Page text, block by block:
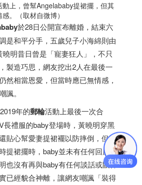
上，曾幫Angelababy提裙擺，但其
。（取材自微博）
於28日公開宣布離婚，結束六
是和平分手，五歲兒子小海綿則由
明昔日曾是「寵妻狂人」，不只
製造巧思，網友挖出2人在最後一
然相當恩愛，但當時應已無情感，
諷。
年的郵輪活動上最後一次合
長禮服的baby登場時，黃曉明穿黑
貼心幫愛妻提裙襬以防摔倒，但值
提裙擺時，baby並未有任何回應，
也沒有再與baby有任何談話或眼神
已經貌合神離，讓網友嘲諷「裝得